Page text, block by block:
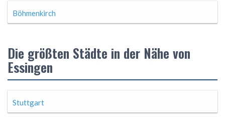
Böhmenkirch
Die größten Städte in der Nähe von
Essingen
Stuttgart